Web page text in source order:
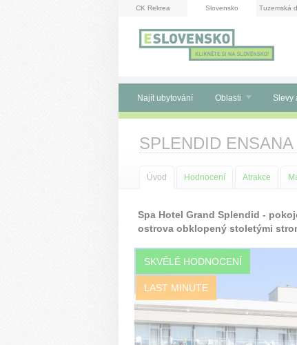
CK Rekrea Slovensko Tuzemská
Najít ubytování Oblasti Slevy
SPLENDID
Úvod Hodnocení Atrakce
Spa Hotel Grand Splendid -
ostrova obklopený stoletými
SKVĚLÉ HODNOCENÍ
LAST MINUTE